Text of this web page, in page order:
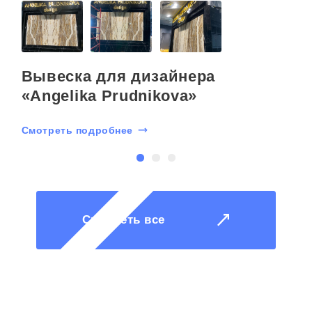
Вывеска для дизайнера
«Angelika Prudnikova»
Смотреть подробнее
Смотреть все